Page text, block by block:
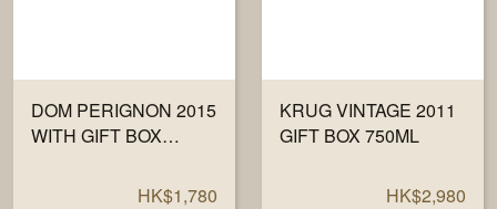
DOM PERIGNON 2015
WITH GIFT BOX
HK$1,780
KRUG VINTAGE 2011
GIFT BOX 750ML
HK$2,980